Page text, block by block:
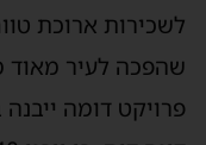
לשכירות ארוכת
שהפכה לעיר מאוד
פרויקט דומה